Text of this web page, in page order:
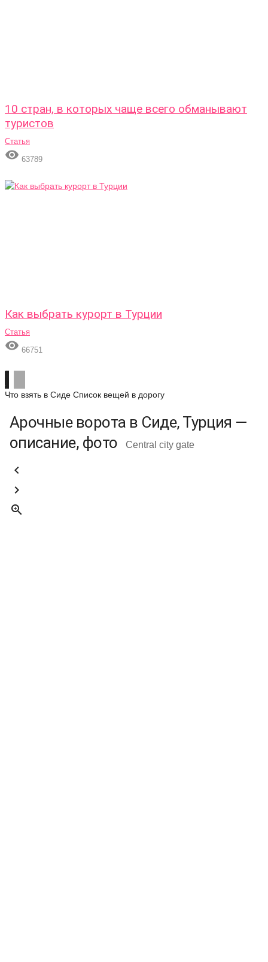
10 стран, в которых чаще всего обманывают
туристов
Статья
 63789
Как выбрать курорт в Турции
Статья
 66751
Что взять в Сиде Список вещей в дорогу
Арочные ворота в Сиде, Турция —
описание, фото
Central city gate


